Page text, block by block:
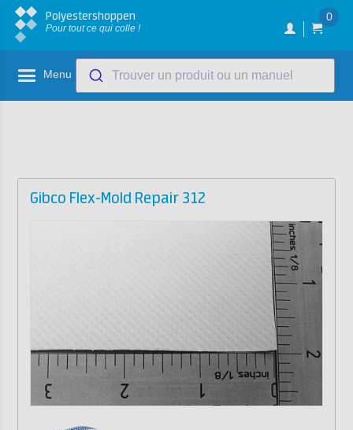
Polyestershoppen
Pour tout ce qui colle !
0
Menu Trouver un produit ou un manuel
Gibco Flex-Mold Repair 312